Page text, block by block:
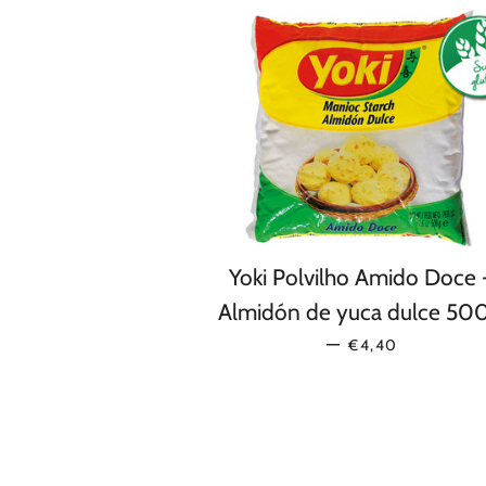
Yoki Polvilho Amido Doce
Almidón de yuca dulce
— PRECIO HABITUAL
€4,40